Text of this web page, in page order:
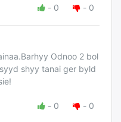
- 0 - 0
Odnoo 2 bol
shyy tanai ger byld
- 0 - 0